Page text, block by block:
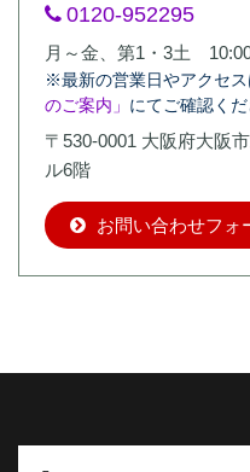
0120-952295
月～金、第1・3土
※最新の営業日やアクセス
のご案内」 にてご確認くだ
〒530-0001 大阪府大阪
ル6階
お問い合わせフォ